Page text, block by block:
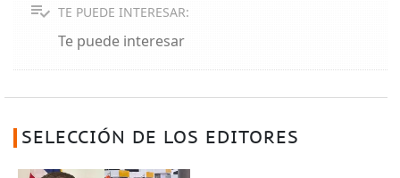
TE PUEDE INTERESAR:
Te puede interesar
SELECCIÓN DE LOS EDITORES